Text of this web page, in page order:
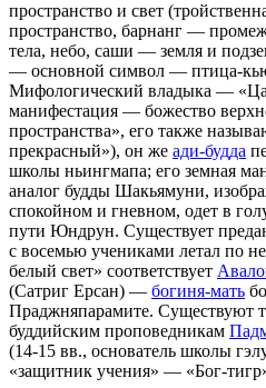
пространство и свет
пространство, барнанг —
тела, небо, саши — земля и
— основной символ — птица-
Мифологический владыка —
манифестация — божество
пространства», его также
прекрасный»), он же ади-будда
школы ньингмапа; его земная
аналог будды Шакьямуни,
спокойном и гневном, одет в
пути Юндрун. Существует
с восемью учениками летал по
белый свет» соответствует
(Сатриг Ерсан) — богиня-мать
Праджняпарамите. Существуют
буддийским проповедникам
(14-15 вв., основатель школы
«защитник учения» — «Бог-